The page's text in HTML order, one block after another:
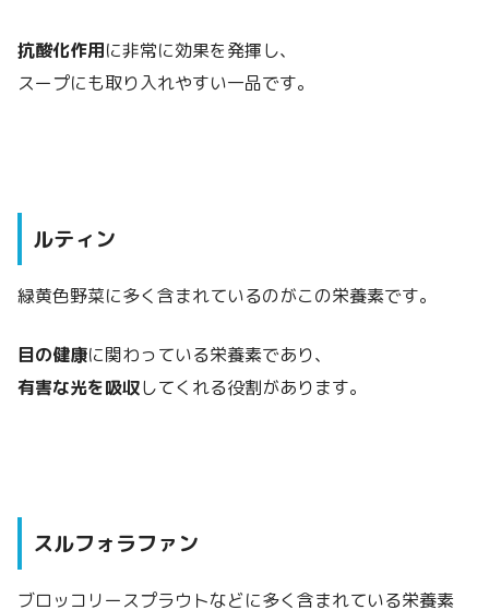
抗酸化作用に非常に効果を発揮し、
スープにも取り入れやすい一品です。
ルティン
緑黄色野菜に多く含まれているのがこの栄養素です。
目の健康に関わっている栄養素であり、
有害な光を吸収してくれる役割があります。
スルフォラファン
ブロッコリースプラウトなどに多く含まれている栄養素